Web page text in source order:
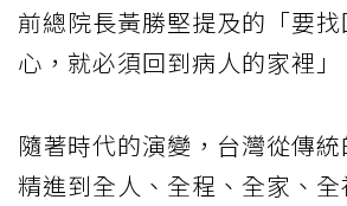
前總院長黃勝堅提及的「要
心，就必須回到病人的家裡」
隨著時代的演變，台灣從傳統
精進到全人、全程、全家、